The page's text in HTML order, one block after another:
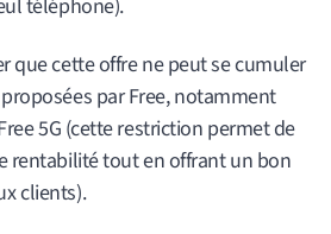
téléphone).
que cette offre ne peut se cumuler
proposées par Free, notamment
5G (cette restriction permet de
rentabilité tout en offrant un bon
clients).